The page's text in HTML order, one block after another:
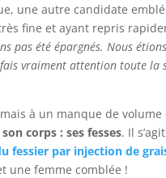
une autre candidate
fine et ayant repris
pas été épargnés. Nous
vraiment attention toute
mais à un manque de
corps : ses fesses. Il
fessier par injection de
une femme comblée !